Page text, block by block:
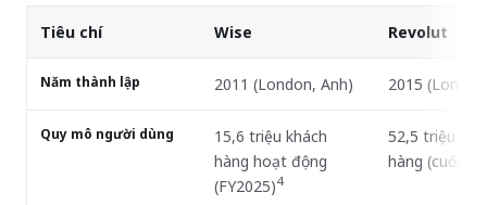
Tiêu chí Wise Revolut
Năm thành lập 2011 (London, Anh) 2015
Quy mô người dùng
15,6 triệu khách
hàng hoạt động
(FY2025)4
52,5 triệu
hàng (cuối